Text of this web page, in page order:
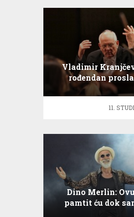
Vladimir
rođendan
koncertom
11.
Dino Merlin:
pamtit ću dok